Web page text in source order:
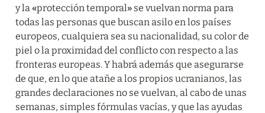
y la «protección temporal» se vuelvan norma para
todas las personas que buscan asilo en los países
europeos, cualquiera sea su nacionalidad, su color de
piel o la proximidad del conflicto con respecto a las
fronteras europeas. Y habrá además que asegurarse
de que, en lo que atañe a los propios ucranianos, las
grandes declaraciones no se vuelvan, al cabo de unas
semanas, simples fórmulas vacías, y que las ayudas